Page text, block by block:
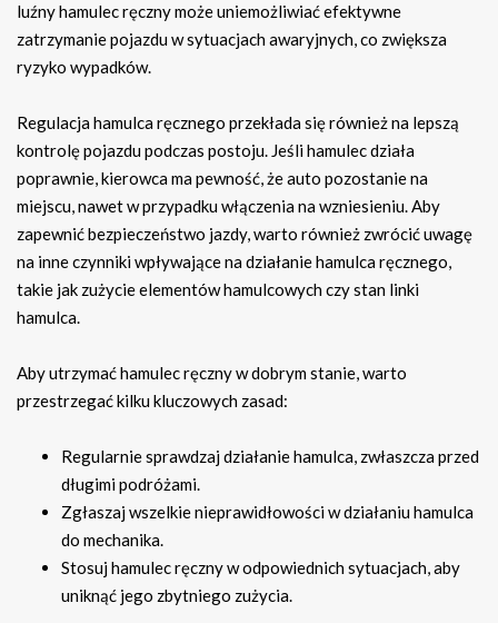
luźny hamulec ręczny może uniemożliwiać efektywne
zatrzymanie pojazdu w sytuacjach awaryjnych, co zwiększa
ryzyko wypadków.
Regulacja hamulca ręcznego przekłada się również na lepszą
kontrolę pojazdu podczas postoju. Jeśli hamulec działa
poprawnie, kierowca ma pewność, że auto pozostanie na
miejscu, nawet w przypadku włączenia na wzniesieniu. Aby
zapewnić bezpieczeństwo jazdy, warto również zwrócić uwagę
na inne czynniki wpływające na działanie hamulca ręcznego,
takie jak zużycie elementów hamulcowych czy stan linki
hamulca.
Aby utrzymać hamulec ręczny w dobrym stanie, warto
przestrzegać kilku kluczowych zasad:
Regularnie sprawdzaj działanie hamulca, zwłaszcza przed
długimi podróżami.
Zgłaszaj wszelkie nieprawidłowości w działaniu hamulca
do mechanika.
Stosuj hamulec ręczny w odpowiednich sytuacjach, aby
uniknąć jego zbytniego zużycia.